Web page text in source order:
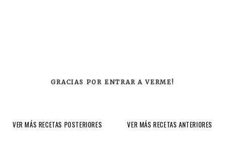
GRACIAS POR ENTRAR A VERME!
VER MÁS RECETAS POSTERIORES VER MÁS RECETAS ANTERIORES